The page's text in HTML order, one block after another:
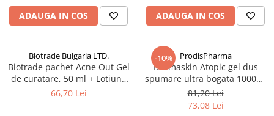
Antioxidanti
Altele-Suplimente alimentare
ADAUGA IN COS ADAUGA IN COS
Biotrade Bulgaria LTD.
Biotrade pachet Acne Out Gel
de curatare, 50 ml + Lotiune
activa, 20 ml + Crema
66,70 Lei
-10% ProdisPharma
Dermaskin Atopic gel dus
spumare ultra bogata 1000ml
Zephyr Labs
81,20 Lei
73,08 Lei